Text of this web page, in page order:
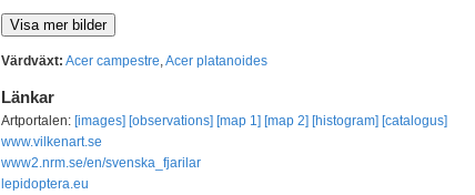
Värdväxt: Acer campestre Acer platanoides
Länkar
Artportalen: [images] [observations] [map 1] [map 2] [histogram] [catalogus]
www.vilkenart.se
www2.nrm.se/en/svenska_fjarilar
lepidoptera.eu